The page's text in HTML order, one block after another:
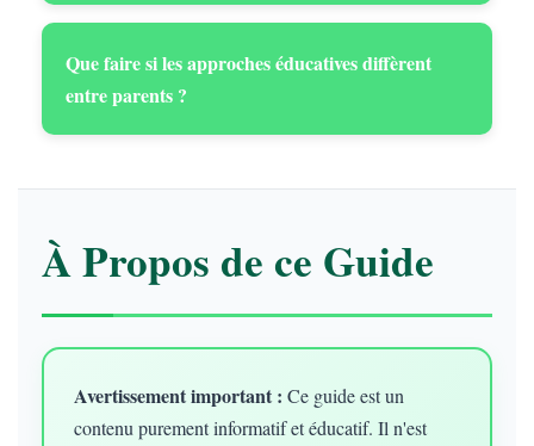
Que faire si les approches éducatives diffèrent
entre parents ?
À Propos de ce Guide
Avertissement important : Ce guide est un
contenu purement informatif et éducatif. Il n'est